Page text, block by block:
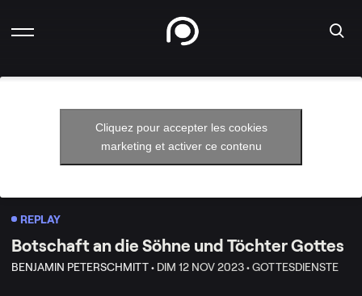
Cliquez pour accepter les cookies
marketing et activer ce contenu
REPLAY
Botschaft an die Söhne und Töchter Gottes
BENJAMIN PETERSCHMITT • DIM 12 NOV 2023 •GOTTESDIENSTE